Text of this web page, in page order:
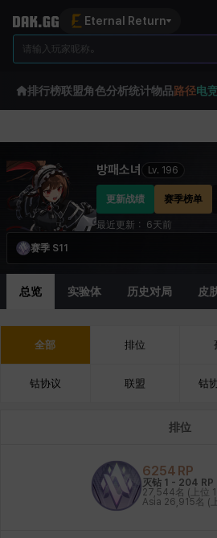
Eternal Return
排行榜联盟角色分析统计物品路径电
방패소녀
Lv. 196
更新战绩 赛季榜单
最近更新： 6天前
赛季 S11
总览 实验体 历史对局 皮
全部 排位
钴协议 联盟 钴
排位
6254 RP
灭钻 1 - 204 RP
27,544名 (上位
Asia 26,915名 (